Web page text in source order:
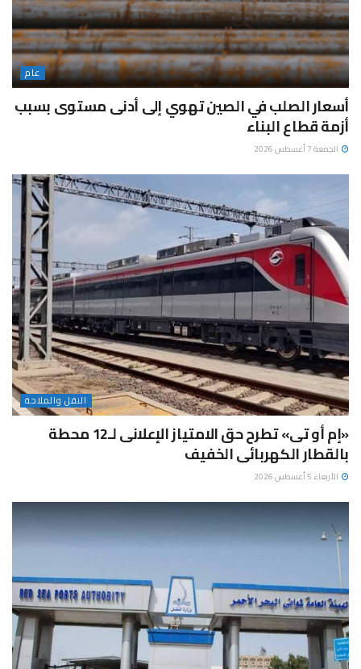
عام
أسعار الصلب في الصين تهوي إلى أدنى مستوى بسبب
أزمة قطاع البناء
الجمعة 7 أغسطس 2026
النقل والملاحة
«إم أو تى» تطرح حق الامتياز الإعلانى لـ12 محطة
بالقطار الكهربائى الخفيف
الأربعاء 5 أغسطس 2026